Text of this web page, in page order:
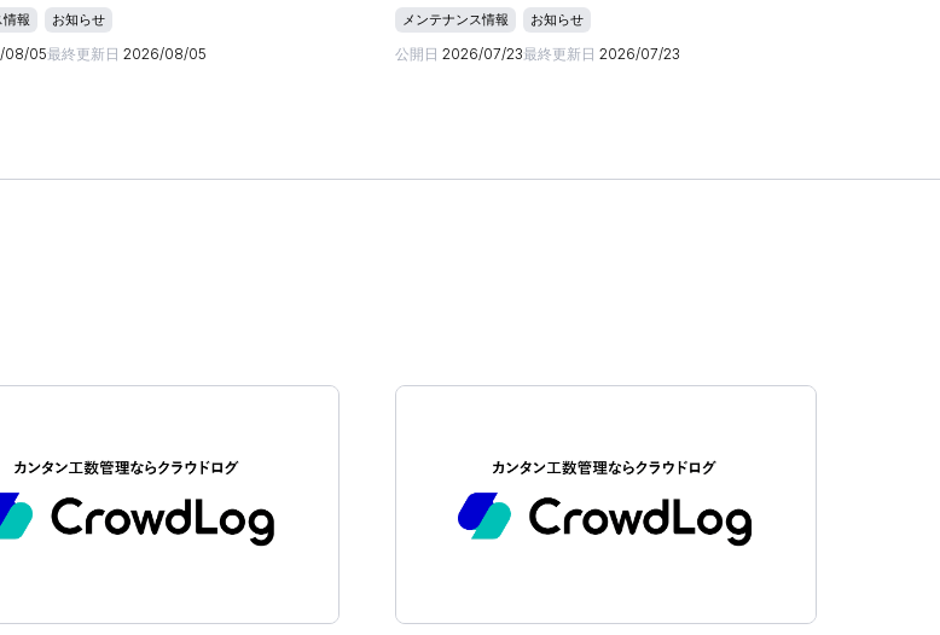
情報 お知らせ
08/05最終更新日 2026/08/05
メンテナンス情報 お知らせ
公開日 2026/07/23最終更新日 2026/07/23